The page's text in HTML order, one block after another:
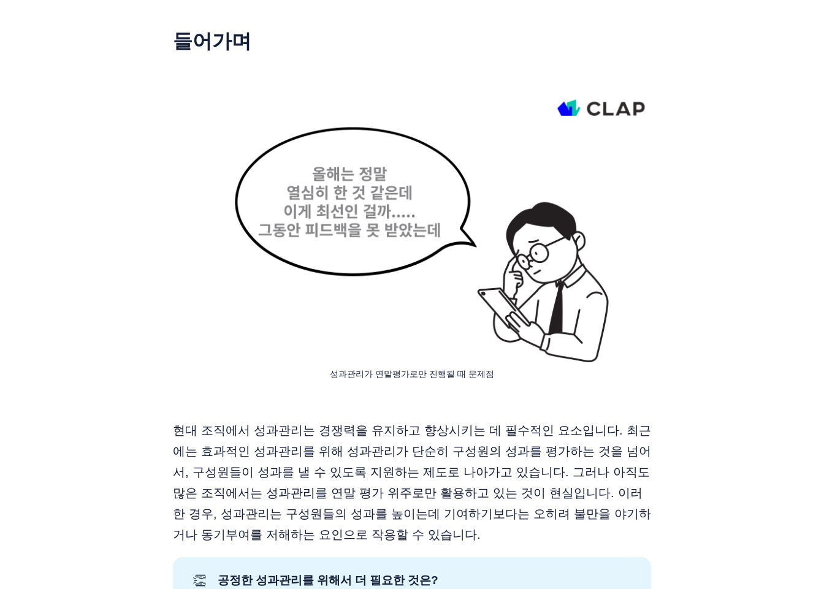
들어가며
성과관리가 연말평가로만 진행될 때 문제점
현대 조직에서 성과관리는 경쟁력을 유지하고 향상시키는 데 필수적인 요소입니다. 최근
에는 효과적인 성과관리를 위해 성과관리가 단순히 구성원의 성과를 평가하는 것을 넘어
서, 구성원들이 성과를 낼 수 있도록 지원하는 제도로 나아가고 있습니다. 그러나 아직도
많은 조직에서는 성과관리를 연말 평가 위주로만 활용하고 있는 것이 현실입니다. 이러
한 경우, 성과관리는 구성원들의 성과를 높이는데 기여하기보다는 오히려 불만을 야기하
거나 동기부여를 저해하는 요인으로 작용할 수 있습니다.
👏
공정한 성과관리를 위해서 더 필요한 것은?